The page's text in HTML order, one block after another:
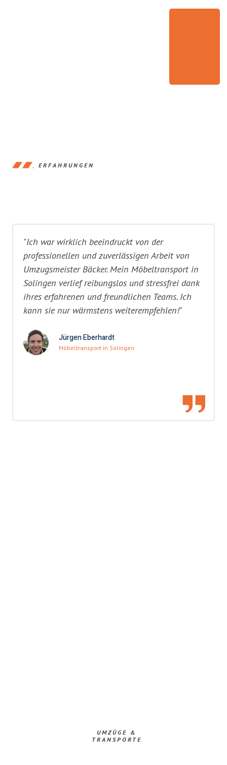
ERFAHRUNGEN
"Ich war wirklich beeindruckt von der
professionellen und zuverlässigen Arbeit von
Umzugsmeister Bäcker. Mein Möbeltransport in
Solingen verlief reibungslos und stressfrei dank
ihres erfahrenen und freundlichen Teams. Ich
kann sie nur wärmstens weiterempfehlen!"
Jürgen Eberhardt
Möbeltransport in Solingen
UMZÜGE &
TRANSPORTE